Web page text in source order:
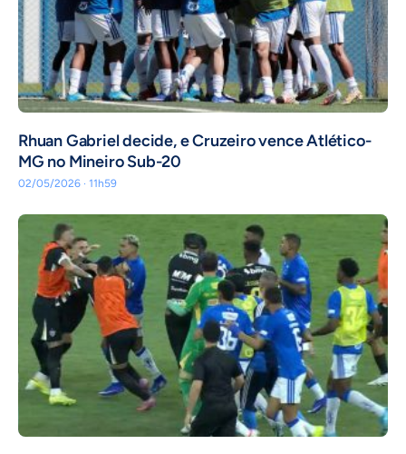
Rhuan Gabriel decide, e Cruzeiro vence Atlético-
MG no Mineiro Sub-20
02/05/2026 · 11h59